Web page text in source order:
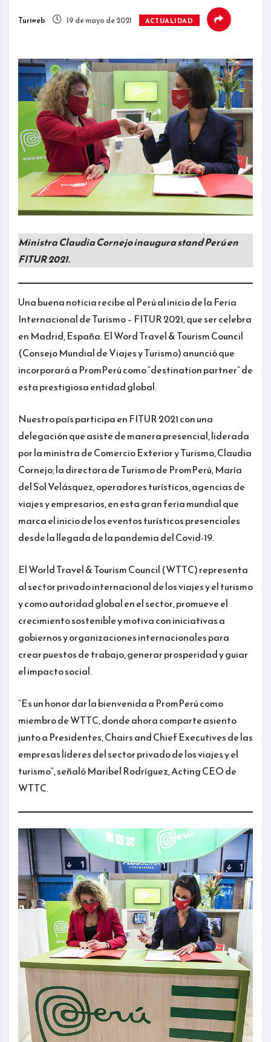
Turiweb 19 de mayo de 2021 ACTUALIDAD
Ministra Claudia Cornejo inaugura stand Perú en
FITUR 2021.
Una buena noticia recibe al Perú al inicio de la Feria
Internacional de Turismo – FITUR 2021, que ser celebra
en Madrid, España. El Word Travel & Tourism Council
(Consejo Mundial de Viajes y Turismo) anunció que
incorporará a PromPerú como “destination partner” de
esta prestigiosa entidad global.
Nuestro país participa en FITUR 2021 con una
delegación que asiste de manera presencial, liderada
por la ministra de Comercio Exterior y Turismo, Claudia
Cornejo; la directora de Turismo de PromPerú, María
del Sol Velásquez, operadores turísticos, agencias de
viajes y empresarios, en esta gran feria mundial que
marca el inicio de los eventos turísticos presenciales
desde la llegada de la pandemia del Covid-19.
El World Travel & Tourism Council (WTTC) representa
al sector privado internacional de los viajes y el turismo
y como autoridad global en el sector, promueve el
crecimiento sostenible y motiva con iniciativas a
gobiernos y organizaciones internacionales para
crear puestos de trabajo, generar prosperidad y guiar
el impacto social.
“Es un honor dar la bienvenida a PromPerú como
miembro de WTTC, donde ahora comparte asiento
junto a Presidentes, Chairs and Chief Executives de las
empresas líderes del sector privado de los viajes y el
turismo”, señaló Maribel Rodríguez, Acting CEO de
WTTC.